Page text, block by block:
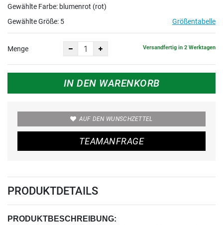
Gewählte Farbe: blumenrot (rot)
Gewählte Größe: 5 Größentabelle
Menge Versandfertig in 2 Werktagen
IN DEN WARENKORB
AUF DEN WUNSCHZETTEL
TEAMANFRAGE
PRODUKTDETAILS
PRODUKTBESCHREIBUNG: